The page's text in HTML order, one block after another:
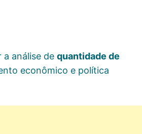
análise de quantidade de
econômico e política